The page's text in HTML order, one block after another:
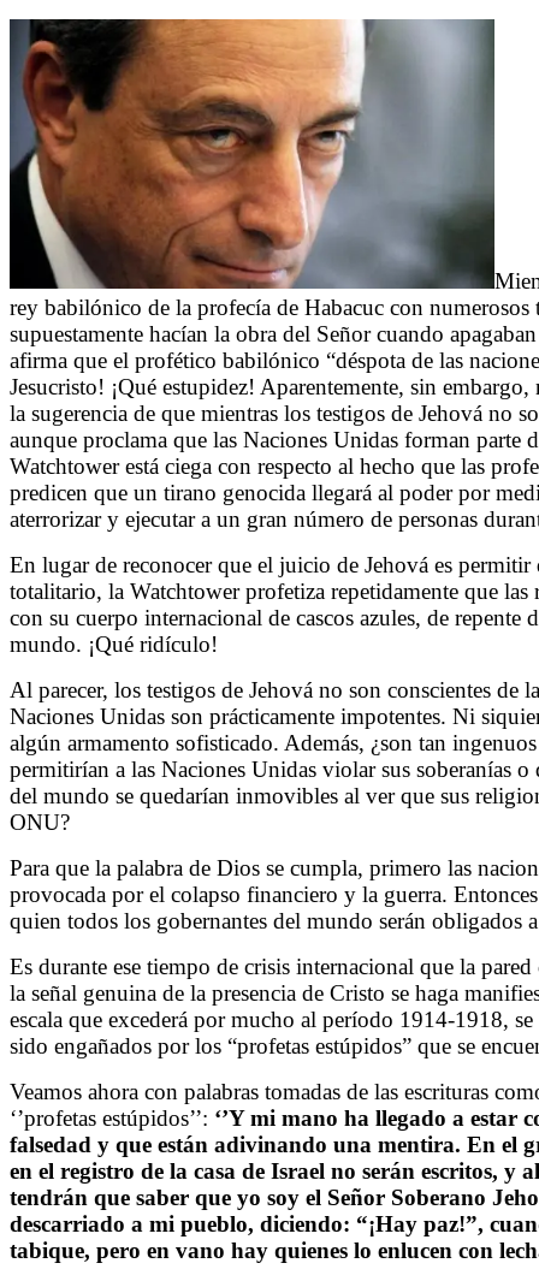
rey babilónico de la profecía de Habacuc con
supuestamente hacían la obra del Señor cuando
afirma que el profético babilónico “déspota de las
Jesucristo! ¡Qué estupidez! Aparentemente, sin
la sugerencia de que mientras los testigos de Jehová no
aunque proclama que las Naciones Unidas forman parte
Watchtower está ciega con respecto al hecho que las
predicen que un tirano genocida llegará al poder por
aterrorizar y ejecutar a un gran número de personas
En lugar de reconocer que el juicio de Jehová es
totalitario, la Watchtower profetiza repetidamente que las
con su cuerpo internacional de cascos azules, de
mundo. ¡Qué ridículo!
Al parecer, los testigos de Jehová no son conscientes de
Naciones Unidas son prácticamente impotentes. Ni
algún armamento sofisticado. Además, ¿son tan
permitirían a las Naciones Unidas violar sus soberanías
del mundo se quedarían inmovibles al ver que sus
ONU?
Para que la palabra de Dios se cumpla, primero las
provocada por el colapso financiero y la guerra.
quien todos los gobernantes del mundo serán obligados
Es durante ese tiempo de crisis internacional que la
la señal genuina de la presencia de Cristo se haga
escala que excederá por mucho al período 1914-1918,
sido engañados por los “profetas estúpidos” que se
Veamos ahora con palabras tomadas de las escrituras
‘’profetas estúpidos’’: ‘’Y mi mano ha llegado a estar
falsedad y que están adivinando una mentira. En el
en el registro de la casa de Israel no serán escritos, y
tendrán que saber que yo soy el Señor Soberano
descarriado a mi pueblo, diciendo: “¡Hay paz!”,
tabique, pero en vano hay quienes lo enlucen con